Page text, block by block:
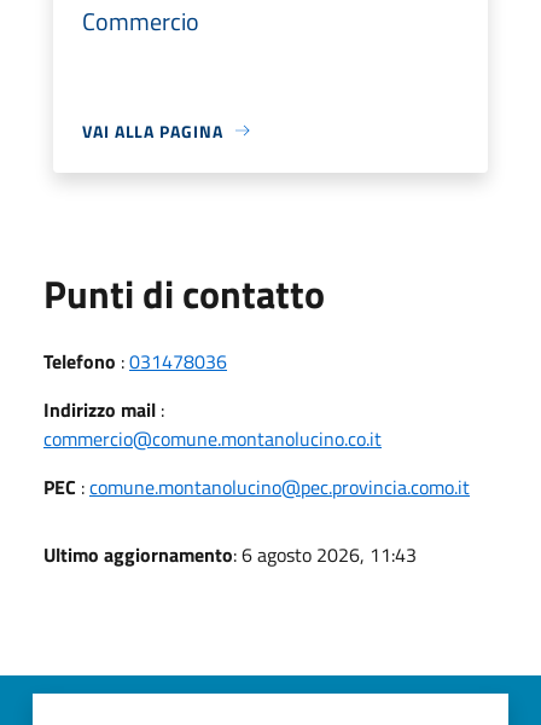
Commercio
VAI ALLA PAGINA
Punti di contatto
Telefono :031478036
Indirizzo mail :
commercio@comune.montanolucino.co.it
PEC :comune.montanolucino@pec.provincia.como.it
Ultimo aggiornamento: 6 agosto 2026, 11:43